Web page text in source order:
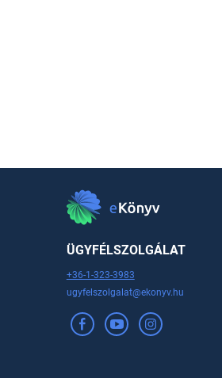
ÜGYFÉLSZOLGÁLAT
+36-1-323-3983
ugyfelszolgalat@ekonyv.hu